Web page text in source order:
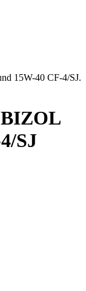
15W-40 CF-4/SJ.
SJ